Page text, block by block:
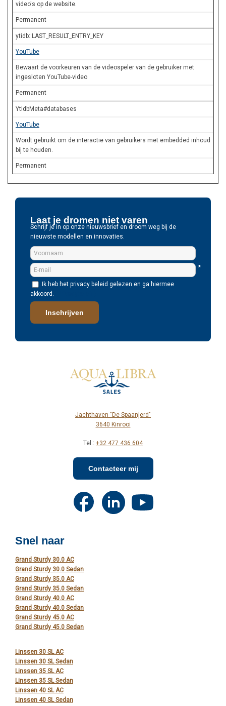
video's op de website.
Permanent
ytidb::LAST_RESULT_ENTRY_KEY
YouTube
Bewaart de voorkeuren van de videospeler van de gebruiker met
ingesloten YouTube-video
Permanent
YtIdbMeta#databases
YouTube
Wordt gebruikt om de interactie van gebruikers met embedded inhoud
bij te houden.
Permanent
Jachthaven "De Spaanjerd"
3640 Kinrooi
Tel.: +32 477 436 604
Contacteer mij
Snel naar
Grand Sturdy 30.0 AC
Grand Sturdy 30.0 Sedan
Grand Sturdy 35.0 AC
Grand Sturdy 35.0 Sedan
Grand Sturdy 40.0 AC
Grand Sturdy 40.0 Sedan
Grand Sturdy 45.0 AC
Grand Sturdy 45.0 Sedan
Linssen 30 SL AC
Linssen 30 SL Sedan
Linssen 35 SL AC
Linssen 35 SL Sedan
Linssen 40 SL AC
Linssen 40 SL Sedan
Laat je dromen niet varen
Schrijf je in op onze nieuwsbrief en droom weg bij de
nieuwste modellen en innovaties.
*
Ik heb het privacy beleid gelezen en ga hiermee
akkoord.
Inschrijven